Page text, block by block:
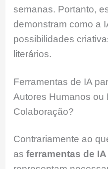
semanas. Portanto,
demonstram como a
possibilidades
literários.
Ferramentas de IA
Autores Humanos ou
Colaboração?
Contrariamente ao
asferramentas de